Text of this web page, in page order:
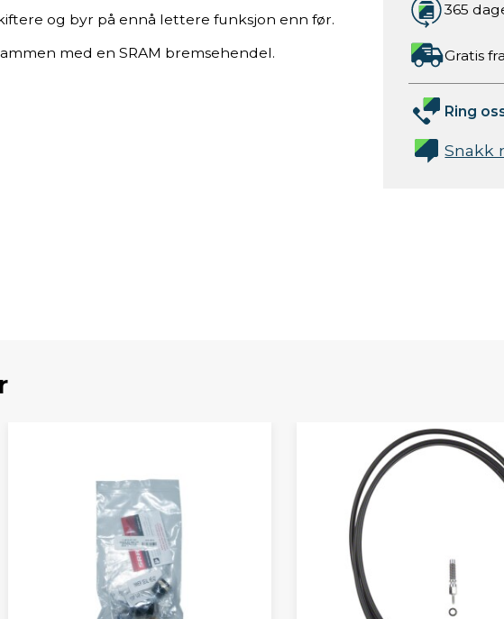
og byr på ennå lettere funksjon enn før.
med en SRAM bremsehendel.
365
Gratis
Ring
Snakk